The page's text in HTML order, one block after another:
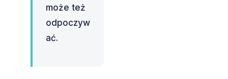
może też
odpoczyw
ać.